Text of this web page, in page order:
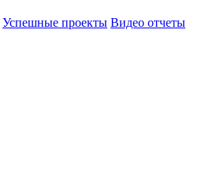
Успешные проекты Видео отчеты